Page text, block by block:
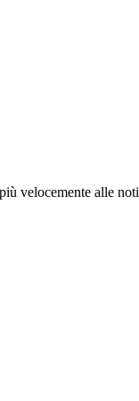
velocemente alle